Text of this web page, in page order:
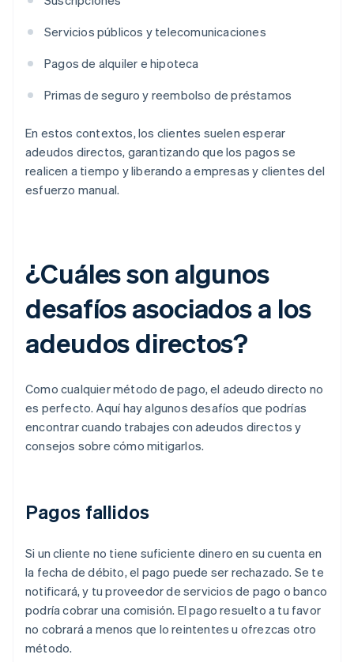
Servicios públicos y telecomunicaciones
Pagos de alquiler e hipoteca
Primas de seguro y reembolso de préstamos
En estos contextos, los clientes suelen esperar
adeudos directos, garantizando que los pagos se
realicen a tiempo y liberando a empresas y clientes del
esfuerzo manual.
¿Cuáles son algunos
desafíos asociados a los
adeudos directos?
Como cualquier método de pago, el adeudo directo no
es perfecto. Aquí hay algunos desafíos que podrías
encontrar cuando trabajes con adeudos directos y
consejos sobre cómo mitigarlos.
Pagos fallidos
Si un cliente no tiene suficiente dinero en su cuenta en
la fecha de débito, el pago puede ser rechazado. Se te
notificará, y tu proveedor de servicios de pago o banco
podría cobrar una comisión. El pago resuelto a tu favor
no cobrará a menos que lo reintentes u ofrezcas otro
método.